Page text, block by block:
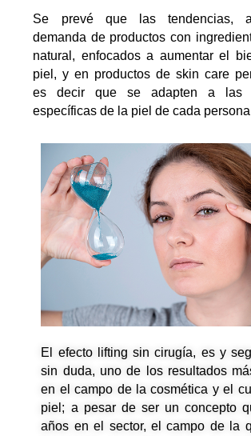
Se prevé que las tendencias,
demanda de productos con
natural, enfocados a aumentar el
piel, y en productos de skin care
es decir que se adapten a las
específicas de la piel de cada
El efecto lifting sin cirugía, es y
sin duda, uno de los resultados
en el campo de la cosmética y el
piel; a pesar de ser un concepto
años en el sector, el campo de la